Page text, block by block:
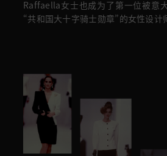
Raffaella女士也成为了第一位被意
“共和国大十字骑士勋章”的女性设计